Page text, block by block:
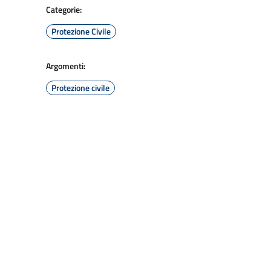
Categorie:
Protezione Civile
Argomenti:
Protezione civile